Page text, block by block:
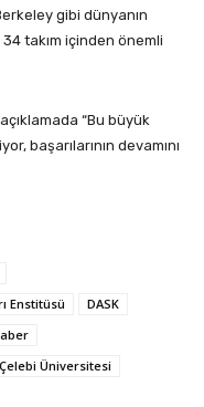
gibi dünyanın
takım içinden önemli
“Bu büyük
başarılarının devamını
Enstitüsü
DASK
Üniversitesi